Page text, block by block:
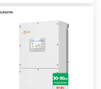
étapes, protection de la
batterie, prise en charge
parallèle jusqu'à 48 kW,
interface UPS et générateur
pour une alimentation